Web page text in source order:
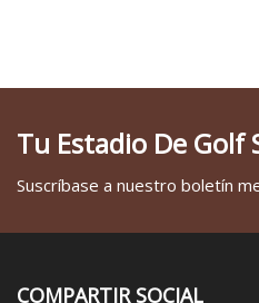
Tu Estadio De Golf
Suscríbase a nuestro boletín
COMPARTIR SOCIAL